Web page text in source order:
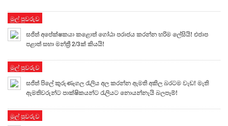
මුල් පුවරුව
සජිත් අපේක්ෂකයා කළොත් ගෝඨා පරාජය කරන්න හරිම ලේසියි! එජාප
පළාත් සභා මන්ත්‍රී 2/3ක් කියයි!
මුල් පුවරුව
සජිත් පිලේ කුරුණෑගල රැලිය අල කරන්න ඇමති අකිල බරටම වැඩ! මැති
ඇමතිවරුන්ට පාක්ෂිකයන්ට රැලියට නොයන්නැයි බලපෑම්!
මුල් පුවරුව